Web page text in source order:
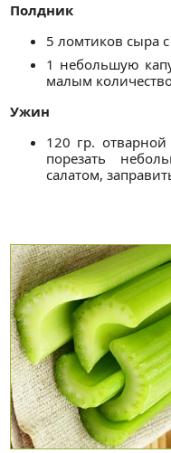
Полдник
5 ломтиков сыра
1 небольшую
малым
Ужин
120 гр.
порезать
салатом,